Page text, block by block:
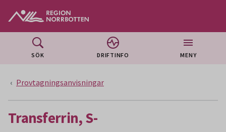
SÖK DRIFTINFO MENY
Provtagningsanvisningar
Transferrin, S-